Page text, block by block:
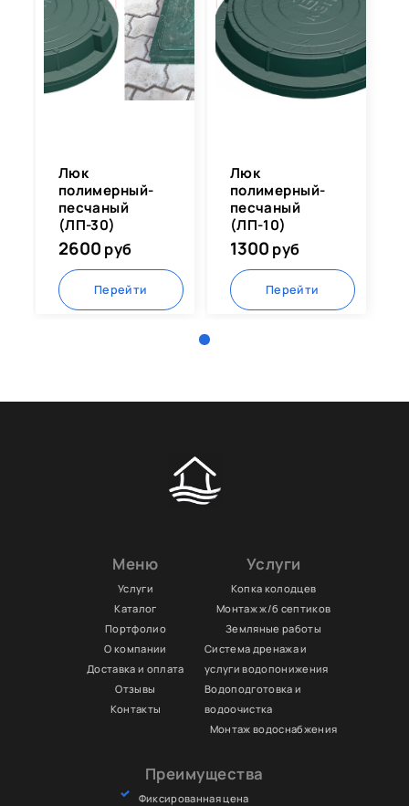
разного диаметра (от 500 до 800 мм). Крышка легко
снимается и ставится на место, не гремит при
проезде лёгкого транспорта. Подходит для частных
домов, дач, дренажных и канализационных колодцев.
Люк
полимерный-
песчаный
(ЛП-30)
2600 руб
Перейти
Люк
полимерный-
песчаный
(ЛП-10)
1300 руб
Перейти
Меню
Услуги
Каталог
Портфолио
О компании
Доставка и оплата
Отзывы
Контакты
Услуги
Копка колодцев
Монтаж ж/б септиков
Земляные работы
Система дренажа и
услуги водопонижения
Водоподготовка и
водоочистка
Монтаж водоснабжения
Преимущества
Фиксированная цена